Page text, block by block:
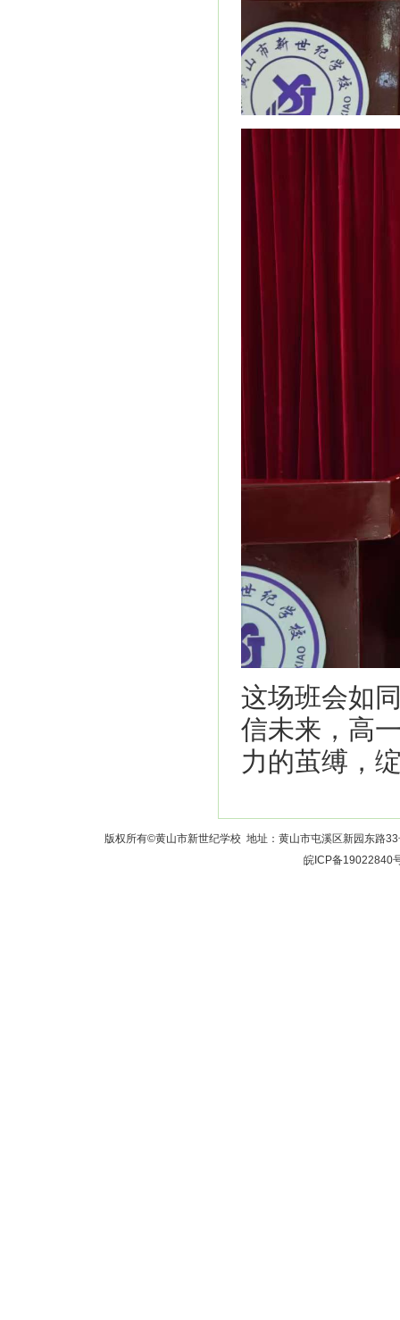
这场班会如
信未来，高
力的茧缚，
版权所有©黄山市新世纪学校 地址：黄山市屯溪区新园东路
皖ICP备19022840